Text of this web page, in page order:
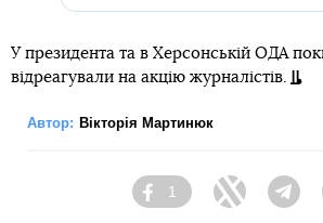
У президента та в Херсонській ОДА
відреагували на акцію журналістів.
Автор: Вікторія Мартинюк
Facebook
1
Twitter